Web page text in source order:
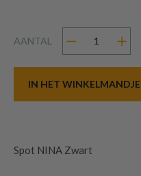
AANTAL
IN HET WINKELMANDJE
Spot NINA Zwart